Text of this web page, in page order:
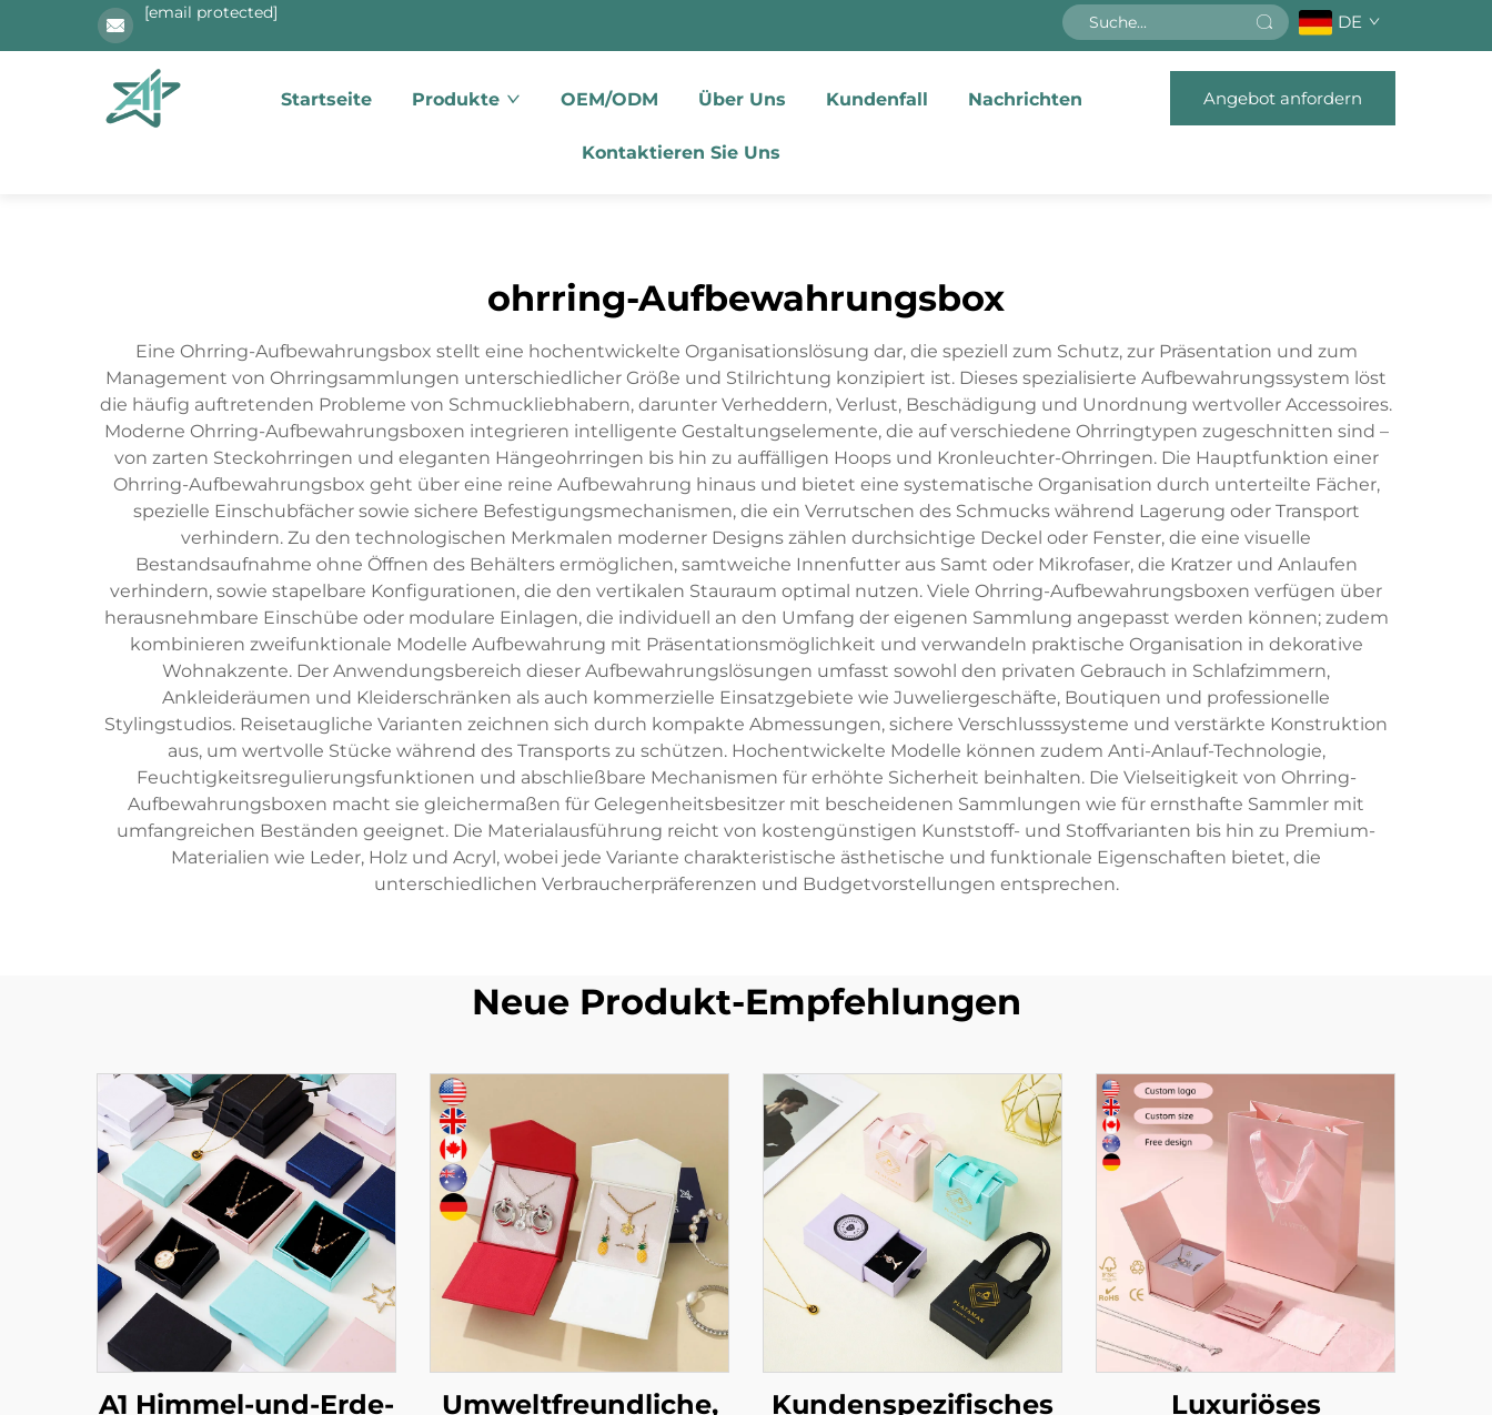
[email protected] DE
Startseite Produkte OEM/ODM Über Uns Kundenfall Nachrichten
Kontaktieren Sie Uns
Angebot anfordern
ohrring-Aufbewahrungsbox
Eine Ohrring-Aufbewahrungsbox stellt eine hochentwickelte Organisationslösung dar, die speziell zum Schutz, zur Präsentation und zum
Management von Ohrringsammlungen unterschiedlicher Größe und Stilrichtung konzipiert ist. Dieses spezialisierte Aufbewahrungssystem löst
die häufig auftretenden Probleme von Schmuckliebhabern, darunter Verheddern, Verlust, Beschädigung und Unordnung wertvoller Accessoires.
Moderne Ohrring-Aufbewahrungsboxen integrieren intelligente Gestaltungselemente, die auf verschiedene Ohrringtypen zugeschnitten sind –
von zarten Steckohrringen und eleganten Hängeohrringen bis hin zu auffälligen Hoops und Kronleuchter-Ohrringen. Die Hauptfunktion einer
Ohrring-Aufbewahrungsbox geht über eine reine Aufbewahrung hinaus und bietet eine systematische Organisation durch unterteilte Fächer,
spezielle Einschubfächer sowie sichere Befestigungsmechanismen, die ein Verrutschen des Schmucks während Lagerung oder Transport
verhindern. Zu den technologischen Merkmalen moderner Designs zählen durchsichtige Deckel oder Fenster, die eine visuelle
Bestandsaufnahme ohne Öffnen des Behälters ermöglichen, samtweiche Innenfutter aus Samt oder Mikrofaser, die Kratzer und Anlaufen
verhindern, sowie stapelbare Konfigurationen, die den vertikalen Stauraum optimal nutzen. Viele Ohrring-Aufbewahrungsboxen verfügen über
herausnehmbare Einschübe oder modulare Einlagen, die individuell an den Umfang der eigenen Sammlung angepasst werden können; zudem
kombinieren zweifunktionale Modelle Aufbewahrung mit Präsentationsmöglichkeit und verwandeln praktische Organisation in dekorative
Wohnakzente. Der Anwendungsbereich dieser Aufbewahrungslösungen umfasst sowohl den privaten Gebrauch in Schlafzimmern,
Ankleideräumen und Kleiderschränken als auch kommerzielle Einsatzgebiete wie Juweliergeschäfte, Boutiquen und professionelle
Stylingstudios. Reisetaugliche Varianten zeichnen sich durch kompakte Abmessungen, sichere Verschlusssysteme und verstärkte Konstruktion
aus, um wertvolle Stücke während des Transports zu schützen. Hochentwickelte Modelle können zudem Anti-Anlauf-Technologie,
Feuchtigkeitsregulierungsfunktionen und abschließbare Mechanismen für erhöhte Sicherheit beinhalten. Die Vielseitigkeit von Ohrring-
Aufbewahrungsboxen macht sie gleichermaßen für Gelegenheitsbesitzer mit bescheidenen Sammlungen wie für ernsthafte Sammler mit
umfangreichen Beständen geeignet. Die Materialausführung reicht von kostengünstigen Kunststoff- und Stoffvarianten bis hin zu Premium-
Materialien wie Leder, Holz und Acryl, wobei jede Variante charakteristische ästhetische und funktionale Eigenschaften bietet, die
unterschiedlichen Verbraucherpräferenzen und Budgetvorstellungen entsprechen.
Neue Produkt-Empfehlungen
A1 Himmel-und-Erde-
Umweltfreundliche,
Kundenspezifisches
Luxuriöses